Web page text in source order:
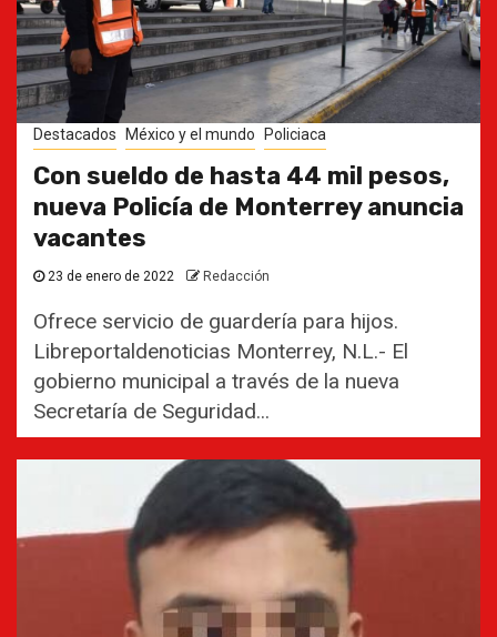
Destacados México y el mundo Policiaca
Con sueldo de hasta 44 mil pesos,
nueva Policía de Monterrey anuncia
vacantes
23 de enero de 2022 Redacción
Ofrece servicio de guardería para hijos.
Libreportaldenoticias Monterrey, N.L.- El
gobierno municipal a través de la nueva
Secretaría de Seguridad...